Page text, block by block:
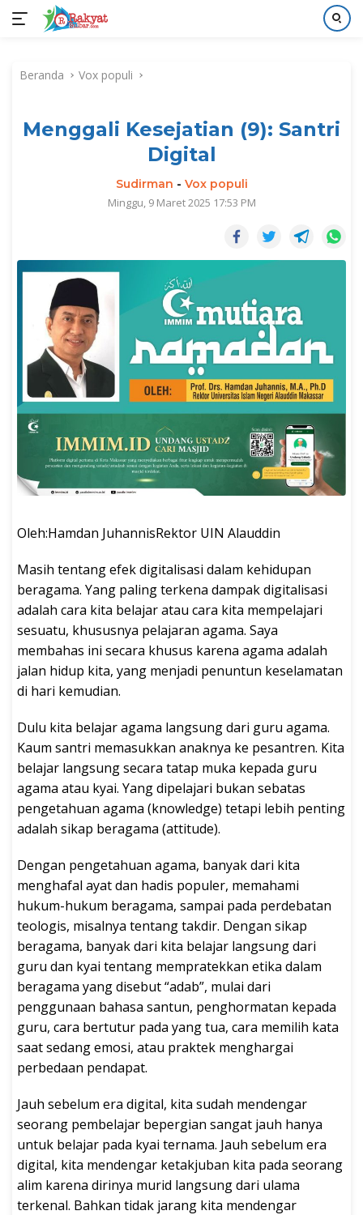
kontenBeranda Vox populi
Menggali Kesejatian (9): Santri
Digital
Sudirman - Vox populi
Minggu, 9 Maret 2025 17:53 PM
Oleh:Hamdan JuhannisRektor UIN Alauddin
Masih tentang efek digitalisasi dalam kehidupan
beragama. Yang paling terkena dampak digitalisasi
adalah cara kita belajar atau cara kita mempelajari
sesuatu, khususnya pelajaran agama. Saya
membahas ini secara khusus karena agama adalah
jalan hidup kita, yang menjadi penuntun keselamatan
di hari kemudian.
Dulu kita belajar agama langsung dari guru agama.
Kaum santri memasukkan anaknya ke pesantren. Kita
belajar langsung secara tatap muka kepada guru
agama atau kyai. Yang dipelajari bukan sebatas
pengetahuan agama (knowledge) tetapi lebih penting
adalah sikap beragama (attitude).
Dengan pengetahuan agama, banyak dari kita
menghafal ayat dan hadis populer, memahami
hukum-hukum beragama, sampai pada perdebatan
teologis, misalnya tentang takdir. Dengan sikap
beragama, banyak dari kita belajar langsung dari
guru dan kyai tentang mempratekkan etika dalam
beragama yang disebut “adab”, mulai dari
penggunaan bahasa santun, penghormatan kepada
guru, cara bertutur pada yang tua, cara memilih kata
saat sedang emosi, atau praktek menghargai
perbedaan pendapat.
Jauh sebelum era digital, kita sudah mendengar
seorang pembelajar bepergian sangat jauh hanya
untuk belajar pada kyai ternama. Jauh sebelum era
digital, kita mendengar ketakjuban kita pada seorang
alim karena dirinya murid langsung dari ulama
terkenal. Bahkan tidak jarang kita mendengar